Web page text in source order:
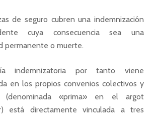
de seguro cubren una indemnización
cuya consecuencia sea una
permanente o muerte.
indemnizatoria por tanto viene
en los propios convenios colectivos y
«prima» en el argot
está directamente vinculada a tres